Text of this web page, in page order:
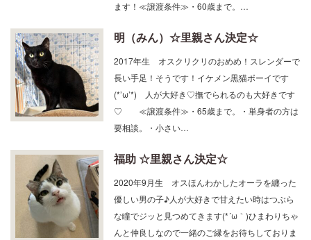
明（みん）☆里親さん決定☆
2017年生 オスクリクリのおめめ！スレンダーで
長い手足！そうです！イケメン黒猫ボーイです
(*’ω’*) 人が大好き♡撫でられるのも大好きです
♡ ≪譲渡条件≫・65歳まで。・単身者の方は
要相談。・小さい…
福助 ☆里親さん決定☆
2020年9月生 オスほんわかしたオーラを纏った
優しい男の子♪人が大好きで甘えたい時はつぶら
な瞳でジッと見つめてきます(*´ω｀)ひまわりちゃ
んと仲良しなので一緒のご縁をお待ちしておりま